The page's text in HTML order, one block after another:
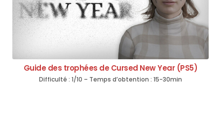
Guide des trophées de Cursed New Year (PS5)
Difficulté : 1/10 – Temps d’obtention : 15-30min